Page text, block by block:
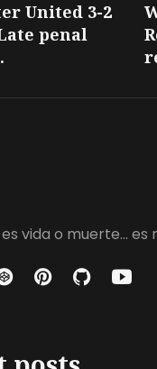
United 3-2
penal
vida o muerte...